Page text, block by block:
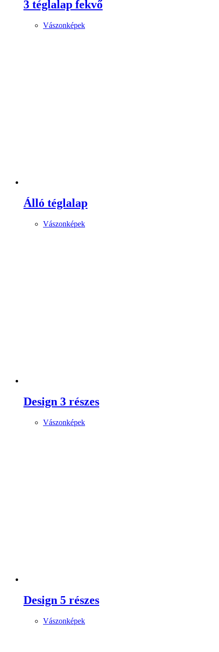
3 téglalap fekvő
Vászonképek
Álló téglalap
Vászonképek
Design 3 részes
Vászonképek
Design 5 részes
Vászonképek